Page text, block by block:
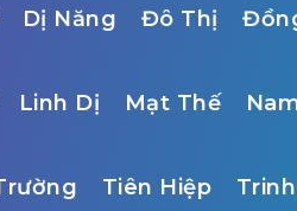
Dị Năng Đô Thị
Linh Dị Mạt Thế
Tiên Hiệp